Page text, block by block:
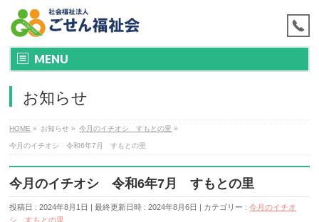
MENU
お知らせ
HOME » お知らせ » 今月のイチオシ すもとの里 »
今月のイチオシ 令和6年7月 すもとの里
今月のイチオシ 令和6年7月 すもとの里
投稿日 : 2024年8月1日 最終更新日時 : 2024年8月6日 カテゴリー :今月のイチオ
シ すもとの里